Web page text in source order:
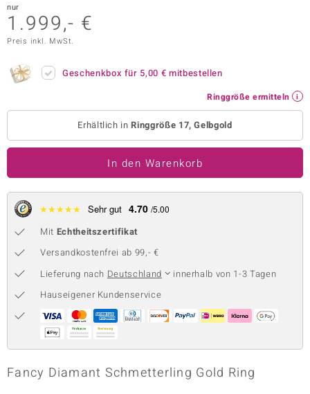
Collection
BY DE MELO
nur
1.999,- €
Preis inkl. MwSt.
Geschenkbox für 5,00 € mitbestellen
Ringgröße ermitteln
Erhältlich inRinggröße 17, Gelbgold
In den Warenkorb
★★★★★ Sehr gut 4.70 /5.00
Mit Echtheitszertifikat
Versandkostenfrei ab 99,- €
Lieferung nach Deutschland
innerhalb von 1-3 Tagen
Hauseigener Kundenservice
Fancy Diamant Schmetterling Gold Ring